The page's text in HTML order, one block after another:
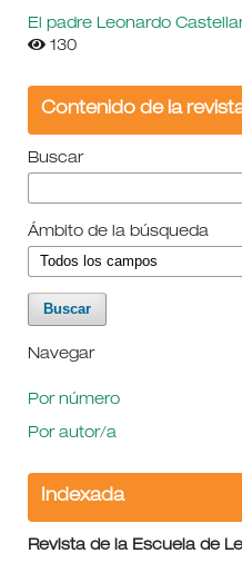
El padre Leonardo
130
Contenido de la
Buscar
Ámbito de la búsqueda
Navegar
Por número
Por autor/a
Indexada
Revista de la Escuela de